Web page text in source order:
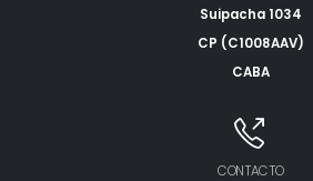
Suipacha 1034
CP (C1008AAV)
CABA
CONTACTO